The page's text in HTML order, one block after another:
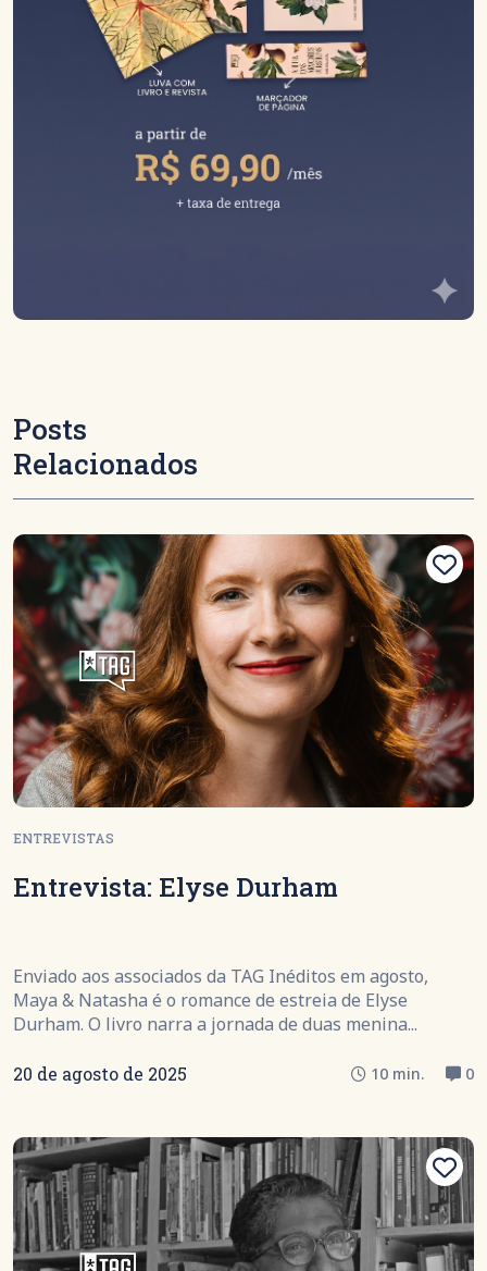
Posts
Relacionados
ENTREVISTAS
Entrevista: Elyse Durham
Enviado aos associados da TAG Inéditos em agosto,
Maya & Natasha é o romance de estreia de Elyse
Durham. O livro narra a jornada de duas menina...
20 de agosto de 2025 10 min. 0